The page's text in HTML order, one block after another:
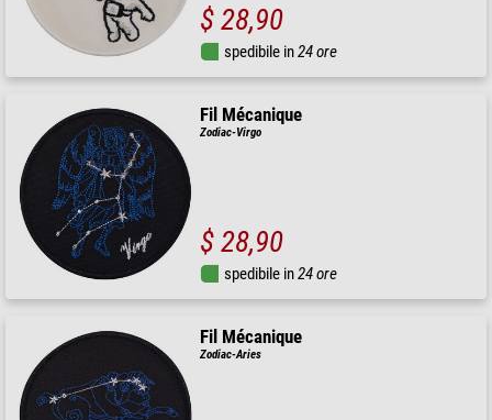
$ 28,90
spedibile in24 ore
Fil Mécanique
Zodiac-Virgo
$ 28,90
spedibile in24 ore
Fil Mécanique
Zodiac-Aries